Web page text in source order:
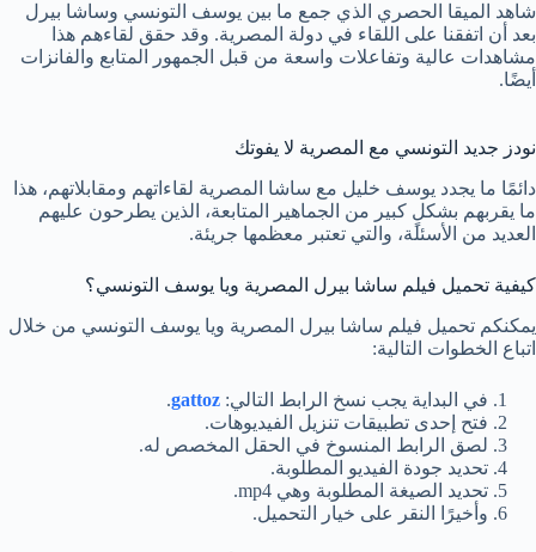
شاهد الميقا الحصري الذي جمع ما بين يوسف التونسي وساشا بيرل
بعد أن اتفقنا على اللقاء في دولة المصرية. وقد حقق لقاءهم هذا
مشاهدات عالية وتفاعلات واسعة من قبل الجمهور المتابع والفانزات
أيضًا.
نودز جديد التونسي مع المصرية لا يفوتك
دائمًا ما يجدد يوسف خليل مع ساشا المصرية لقاءاتهم ومقابلاتهم، هذا
ما يقربهم بشكلٍ كبير من الجماهير المتابعة، الذين يطرحون عليهم
العديد من الأسئلة، والتي تعتبر معظمها جريئة.
كيفية تحميل فيلم ساشا بيرل المصرية ويا يوسف التونسي؟
يمكنكم تحميل فيلم ساشا بيرل المصرية ويا يوسف التونسي من خلال
اتباع الخطوات التالية:
في البداية يجب نسخ الرابط التالي: gattoz
.
فتح إحدى تطبيقات تنزيل الفيديوهات.
لصق الرابط المنسوخ في الحقل المخصص له.
تحديد جودة الفيديو المطلوبة.
تحديد الصيغة المطلوبة وهي mp4.
وأخيرًا النقر على خيار التحميل.